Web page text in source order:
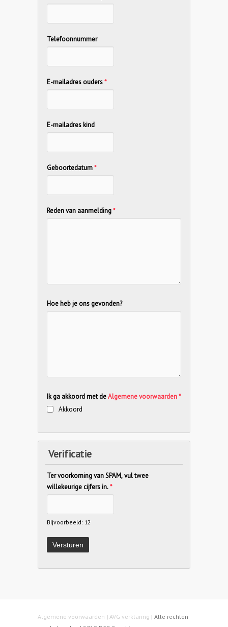
Telefoonnummer
E-mailadres ouders*
E-mailadres kind
Geboortedatum*
Reden van aanmelding*
Hoe heb je ons gevonden?
Ik ga akkoord met deAlgemene voorwaarden*
Akkoord
Verificatie
Ter voorkoming van SPAM, vul twee
willekeurige cijfers in.*
BIjvoorbeeld: 12
Algemene voorwaarden | AVG verklaring | Alle rechten